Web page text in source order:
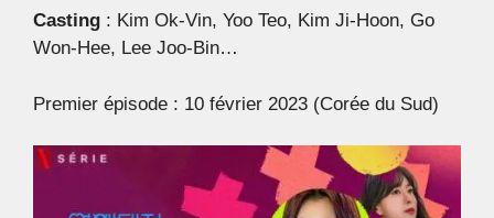
Casting : Kim Ok-Vin, Yoo Teo, Kim Ji-Hoon, Go
Won-Hee, Lee Joo-Bin…
Premier épisode : 10 février 2023 (Corée du Sud)